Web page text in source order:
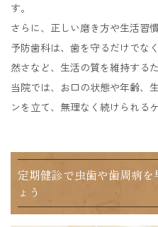
す。
さらに、正しい磨き方や生活習
予防歯科は、歯を守るだけでな
然さなど、生活の質を維持する
当院では、お口の状態や年齢、
ンを立て、無理なく続けられる
定期健診で虫歯や歯周病
ょう